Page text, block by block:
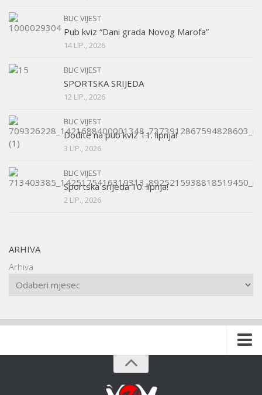
BLIC VIJEST
Pub kviz “Dani grada Novog Marofa”
14 LIP., 2026
BLIC VIJEST
SPORTSKA SRIJEDA
12 LIP., 2026
BLIC VIJEST
Dođite na pub kviz 11. lipnja!
3 LIP., 2026
BLIC VIJEST
Sportska srijeda 10. lipnja!
2 LIP., 2026
ARHIVA
Arhiva